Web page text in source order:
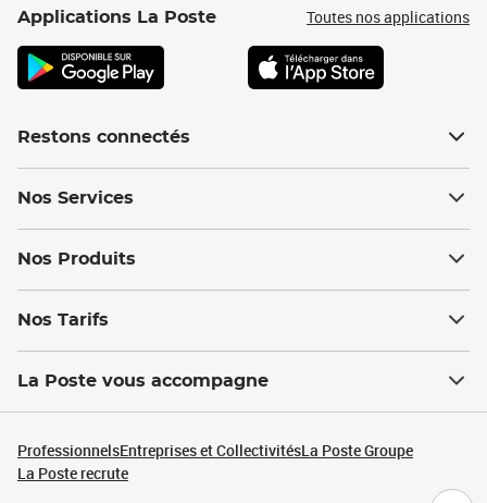
Applications La Poste Toutes nos applications
Restons connectés
Nos Services
Nos Produits
Nos Tarifs
La Poste vous accompagne
ProfessionnelsEntreprises et CollectivitésLa Poste Groupe
La Poste recrute